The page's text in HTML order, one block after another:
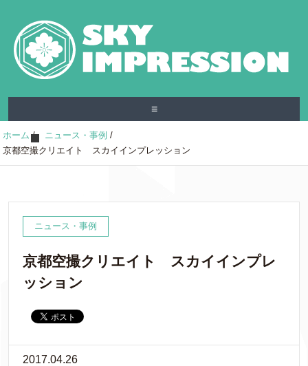
≡
ホーム / ニュース・事例 /
京都空撮クリエイト スカイインプレッション
ニュース・事例
京都空撮クリエイト スカイインプレ
ッション
2017.04.26